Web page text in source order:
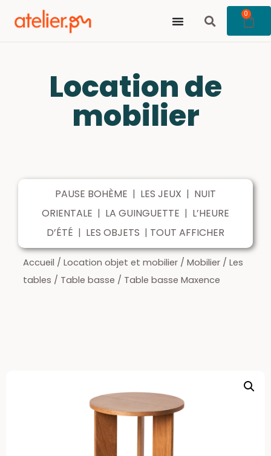
0
Location de
mobilier
PAUSE BOHÈME | LES JEUX | NUIT
ORIENTALE | LA GUINGUETTE | L’HEURE
D’ÉTÉ | LES OBJETS | TOUT AFFICHER
Accueil / Location objet et mobilier / Mobilier / Les
tables / Table basse / Table basse Maxence